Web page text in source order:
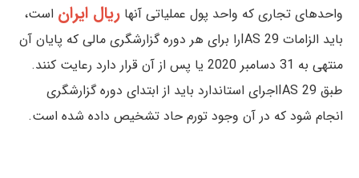
واحدهای تجاری که واحد پول عملیاتی آنهاریال ایراناست،
باید الزامات IAS 29را برای هر دوره گزارشگری مالی که پایان آن
منتهی به 31 دسامبر 2020 یا پس از آن قرار دارد رعایت کنند.
طبق IAS 29اجرای استاندارد باید از ابتدای دوره گزارشگری
انجام شود که در آن وجود تورم حاد تشخیص داده شده است.